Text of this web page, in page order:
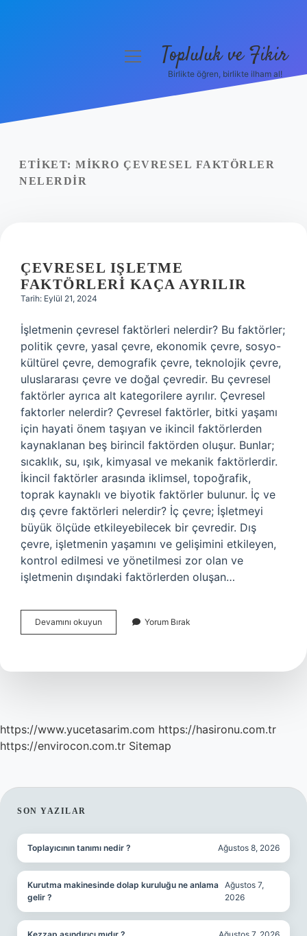
Yasal Uyarı
menüyüTopluluk ve Fikir
Birlikte öğren, birlikte ilham al!
ETIKET: MIKRO ÇEVRESEL FAKTÖRLER
NELERDIR
ÇEVRESEL IŞLETME
FAKTÖRLERI KAÇA AYRILIR
Tarih: Eylül 21, 2024
İşletmenin çevresel faktörleri nelerdir? Bu faktörler;
politik çevre, yasal çevre, ekonomik çevre, sosyo-
kültürel çevre, demografik çevre, teknolojik çevre,
uluslararası çevre ve doğal çevredir. Bu çevresel
faktörler ayrıca alt kategorilere ayrılır. Çevresel
faktorler nelerdir? Çevresel faktörler, bitki yaşamı
için hayati önem taşıyan ve ikincil faktörlerden
kaynaklanan beş birincil faktörden oluşur. Bunlar;
sıcaklık, su, ışık, kimyasal ve mekanik faktörlerdir.
İkincil faktörler arasında iklimsel, topoğrafik,
toprak kaynaklı ve biyotik faktörler bulunur. İç ve
dış çevre faktörleri nelerdir? İç çevre; İşletmeyi
büyük ölçüde etkileyebilecek bir çevredir. Dış
çevre, işletmenin yaşamını ve gelişimini etkileyen,
kontrol edilmesi ve yönetilmesi zor olan ve
işletmenin dışındaki faktörlerden oluşan…
Devamını okuyun Çevresel
Işletme
Ayrılır
Yorum Bırak
https://www.yucetasarim.com https://hasironu.com.tr
https://envirocon.com.tr Sitemap
SIDEBAR
SON YAZILAR
Toplayıcının tanımı nedir ? Ağustos 8, 2026
Kurutma makinesinde dolap kuruluğu ne anlama
gelir ?
Ağustos 7,
2026